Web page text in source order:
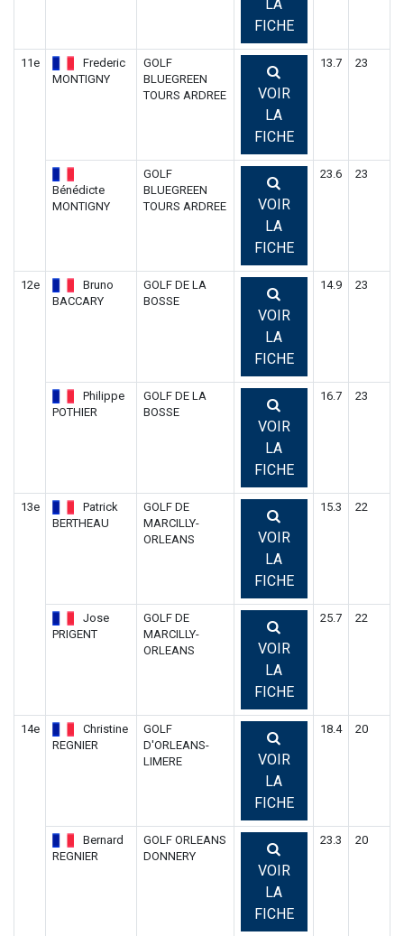
LA
FICHE
11e
Frederic
MONTIGNY
GOLF
BLUEGREEN
TOURS ARDREE
VOIR
LA
FICHE
13.7 23
Bénédicte
MONTIGNY
GOLF
BLUEGREEN
TOURS ARDREE
VOIR
LA
FICHE
23.6 23
12e
Bruno
BACCARY
GOLF DE LA
BOSSE
VOIR
LA
FICHE
14.9 23
Philippe
POTHIER
GOLF DE LA
BOSSE
VOIR
LA
FICHE
16.7 23
13e
Patrick
BERTHEAU
GOLF DE
MARCILLY-
ORLEANS
VOIR
LA
FICHE
15.3 22
Jose
PRIGENT
GOLF DE
MARCILLY-
ORLEANS
VOIR
LA
FICHE
25.7 22
14e
Christine
REGNIER
GOLF
D'ORLEANS-
LIMERE
VOIR
LA
FICHE
18.4 20
Bernard
REGNIER
GOLF ORLEANS
DONNERY
VOIR
LA
FICHE
23.3 20